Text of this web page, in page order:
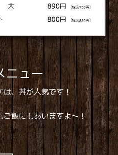
ニュー
は、丼が人気です！
飯にもあいますよ〜！